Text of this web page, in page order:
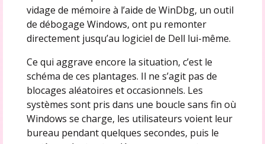
vidage de mémoire à l’aide de WinDbg, un outil
de débogage Windows, ont pu remonter
directement jusqu’au logiciel de Dell lui-même.
Ce qui aggrave encore la situation, c’est le
schéma de ces plantages. Il ne s’agit pas de
blocages aléatoires et occasionnels. Les
systèmes sont pris dans une boucle sans fin où
Windows se charge, les utilisateurs voient leur
bureau pendant quelques secondes, puis le